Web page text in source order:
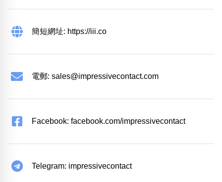
簡短網址: https://iii.co
電郵: sales@impressivecontact.com
Facebook: facebook.com/impressivecontact
Telegram: impressivecontact